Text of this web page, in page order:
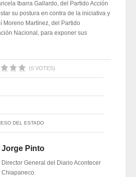
Ibarra Gallardo, del Partido Acción
su postura en contra de la iniciativa y
Moreno Martínez, del Partido
Nacional, para exponer sus
(0 VOTES)
DEL ESTADO
Jorge Pinto
Director General del Diario Acontecer
Chiapaneco.